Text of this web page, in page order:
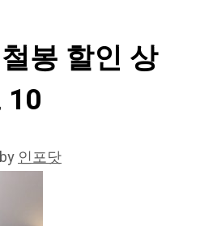
봉 할인 상
10
by인포닷